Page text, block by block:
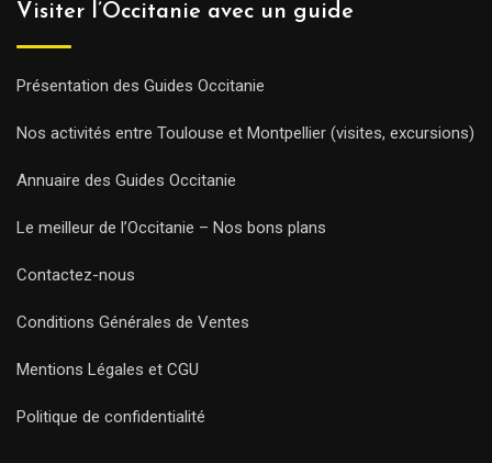
Visiter l’Occitanie avec un guide
Présentation des Guides Occitanie
Nos activités entre Toulouse et Montpellier (visites, excursions)
Annuaire des Guides Occitanie
Le meilleur de l’Occitanie – Nos bons plans
Contactez-nous
Conditions Générales de Ventes
Mentions Légales et CGU
Politique de confidentialité